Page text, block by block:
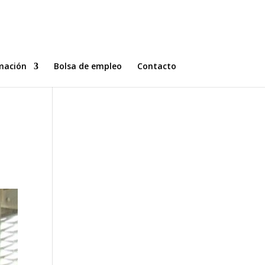
Bolsa de empleo Contacto